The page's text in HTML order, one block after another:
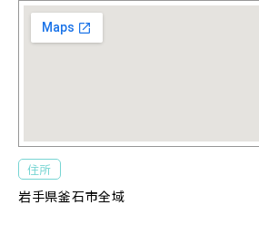
住所
岩手県釜石市全域